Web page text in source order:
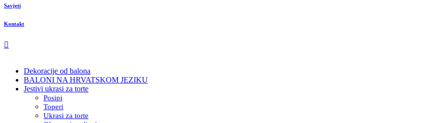
Savjeti
Kontakt
Dekoracije od balona
BALONI NA HRVATSKOM JEZIKU
Jestivi ukrasi za torte
Posipi
Toperi
Ukrasi za torte